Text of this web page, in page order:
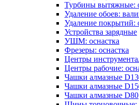
Турбины вытяжные:
Удаление обоев:
Удаление покрытий:
Устройства зарядные
УШМ: оснастка
Фрезеры: оснастка
Центры
Центры рабочие:
Чашки алмазные
Чашки алмазные
Чашки алмазные D80